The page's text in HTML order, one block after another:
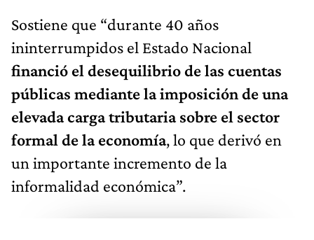
Sostiene que “durante 40 años
ininterrumpidos el Estado Nacional
financió el desequilibrio de las cuentas
públicas mediante la imposición de una
elevada carga tributaria sobre el sector
formal de la economía, lo que derivó en
un importante incremento de la
informalidad económica”.